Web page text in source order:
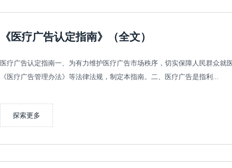
《医疗广告认定指南》（全文）
医疗广告认定指南一、为有力维护医疗广告市场秩序，切实保障人民群众
《医疗广告管理办法》等法律法规，制定本指南。二、医疗广告是指利...
探索更多